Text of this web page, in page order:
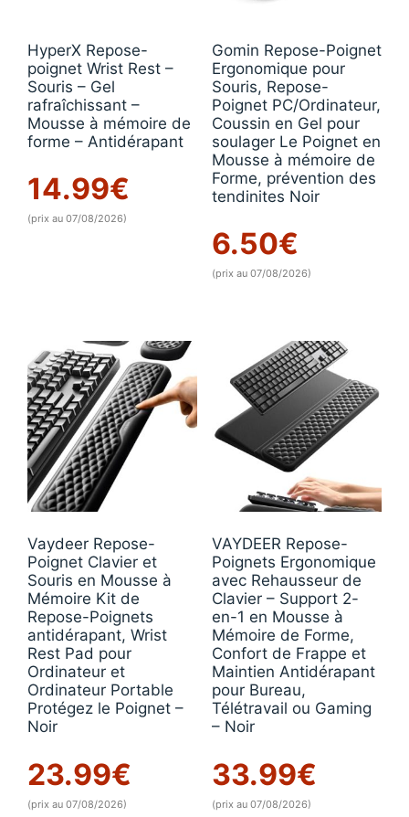
HyperX Repose-
poignet Wrist Rest –
Souris – Gel
rafraîchissant –
Mousse à mémoire de
forme – Antidérapant
14.99€
(prix au 07/08/2026)
Gomin Repose-Poignet
Ergonomique pour
Souris, Repose-
Poignet PC/Ordinateur,
Coussin en Gel pour
soulager Le Poignet en
Mousse à mémoire de
Forme, prévention des
tendinites Noir
6.50€
(prix au 07/08/2026)
Vaydeer Repose-
Poignet Clavier et
Souris en Mousse à
Mémoire Kit de
Repose-Poignets
antidérapant, Wrist
Rest Pad pour
Ordinateur et
Ordinateur Portable
Protégez le Poignet –
Noir
23.99€
(prix au 07/08/2026)
VAYDEER Repose-
Poignets Ergonomique
avec Rehausseur de
Clavier – Support 2-
en-1 en Mousse à
Mémoire de Forme,
Confort de Frappe et
Maintien Antidérapant
pour Bureau,
Télétravail ou Gaming
– Noir
33.99€
(prix au 07/08/2026)